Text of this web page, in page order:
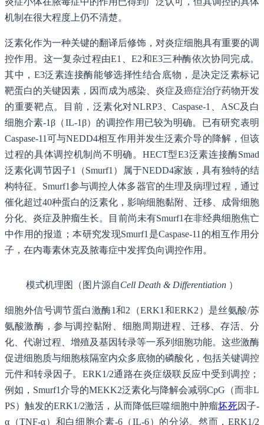
机制在很大程度上仍不清楚。
泛素化作为一种关键的翻译后修饰，对炎症细胞具有重要的调
控作用。这一复杂过程由E1、E2和E3三种酶依次协同完成。
其中，E3泛素连接酶能够选择性结合底物，是决定泛素标记
靶蛋白的关键因素，因而成为感染、炎症及癌症治疗药物开发
的重要靶点。目前，泛素化对NLRP3、Caspase-1、ASC及白
细胞介素-1β（IL-1β）的调控作用已较为明确。已有研究表明
Caspase-11可与NEDD4相互作用并发生泛素介导的降解，但该
过程的具体调控机制尚不明确。HECT型E3泛素连接酶Smad
泛素化调节因子1（Smurf1）属于NEDD4家族，具有独特的结
构特征。Smurf1参与调控人体多器官的生理及病理过程，通过
催化超过40种蛋白的泛素化，影响细胞黏附、迁移、成骨细胞
分化、炎症及肿瘤生长。目前尚未有Smurf1在非经典细胞焦亡
中作用的报道；本研究发现Smurf1是Caspase-11的相互作用分
子，在内毒素休克及脓毒症中发挥负向调控作用。
模式机理图（图片源自Cell Death & Differentiation ）
细胞外信号调节蛋白激酶1和2（ERK1和ERK2）是丝氨酸/苏
氨酸激酶，参与调控黏附、细胞周期进程、迁移、存活、分
化、代谢过程、增殖及基因转录等一系列细胞功能。这些激酶
促进细胞质与细胞核隔室内众多底物的磷酸化，包括关键调控
元件和转录因子。ERK1/2通路在炎症级联反应中受到调控；
例如，Smurf1介导的MEKK2泛素化与降解会减弱CpG（而非L
PS）触发的ERK1/2激活，从而降低巨噬细胞中肿瘤坏死因子-
α（TNF-α）和白细胞介素-6（IL-6）的分泌。然而，ERK1/2